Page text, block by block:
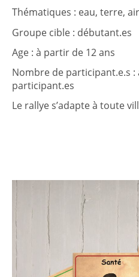
Thématiques : eau, terre,
Groupe cible : débutant.es
Age : à partir de 12 ans
Nombre de participant.e.s :
participant.es
Le rallye s’adapte à toute